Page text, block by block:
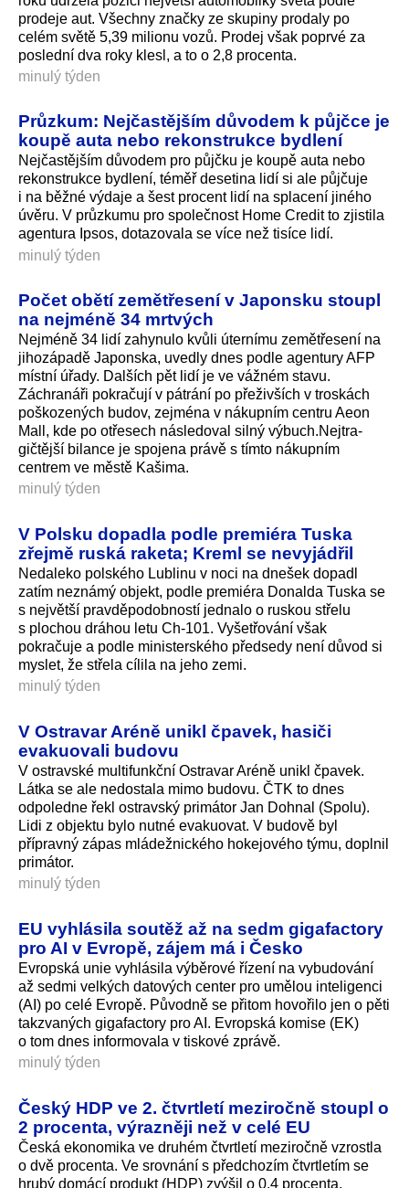
prodeje aut. Všechny značky ze skupiny prodaly po
celém světě 5,39 milionu vozů. Prodej však poprvé za
poslední dva roky klesl, a to o 2,8 procenta.
minulý týden
Průzkum: Nejčastějším důvodem k půjčce je
koupě auta nebo rekonstrukce bydlení
Nejčastějším důvodem pro půjčku je koupě auta nebo
rekonstrukce bydlení, téměř desetina lidí si ale půjčuje
i na běžné výdaje a šest procent lidí na splacení jiného
úvěru. V průzkumu pro společnost Home Credit to zjistila
agentura Ipsos, dotazovala se více než tisíce lidí.
minulý týden
Počet obětí zemětřesení v Japonsku stoupl
na nejméně 34 mrtvých
Nejméně 34 lidí zahynulo kvůli úternímu zemětřesení na
jihozápadě Japonska, uvedly dnes podle agentury AFP
místní úřady. Dalších pět lidí je ve vážném stavu.
Záchranáři pokračují v pátrání po přeživších v troskách
poškozených budov, zejména v nákupním centru Aeon
Mall, kde po otřesech následoval silný výbuch.Nejtra­
gičtější bilance je spojena právě s tímto nákupním
centrem ve městě Kašima.
minulý týden
V Polsku dopadla podle premiéra Tuska
zřejmě ruská raketa; Kreml se nevyjádřil
Nedaleko polského Lublinu v noci na dnešek dopadl
zatím neznámý objekt, podle premiéra Donalda Tuska se
s největší pravděpodobností jednalo o ruskou střelu
s plochou dráhou letu Ch-101. Vyšetřování však
pokračuje a podle ministerského předsedy není důvod si
myslet, že střela cílila na jeho zemi.
minulý týden
V Ostravar Aréně unikl čpavek, hasiči
evakuovali budovu
V ostravské multifunkční Ostravar Aréně unikl čpavek.
Látka se ale nedostala mimo budovu. ČTK to dnes
odpoledne řekl ostravský primátor Jan Dohnal (Spolu).
Lidi z objektu bylo nutné evakuovat. V budově byl
přípravný zápas mládežnického hokejového týmu, doplnil
primátor.
minulý týden
EU vyhlásila soutěž až na sedm gigafactory
pro AI v Evropě, zájem má i Česko
Evropská unie vyhlásila výběrové řízení na vybudování
až sedmi velkých datových center pro umělou inteligenci
(AI) po celé Evropě. Původně se přitom hovořilo jen o pěti
takzvaných gigafactory pro AI. Evropská komise (EK)
o tom dnes informovala v tiskové zprávě.
minulý týden
Český HDP ve 2. čtvrtletí meziročně stoupl o
2 procenta, výrazněji než v celé EU
Česká ekonomika ve druhém čtvrtletí meziročně vzrostla
o dvě procenta. Ve srovnání s předchozím čtvrtletím se
hrubý domácí produkt (HDP) zvýšil o 0,4 procenta.